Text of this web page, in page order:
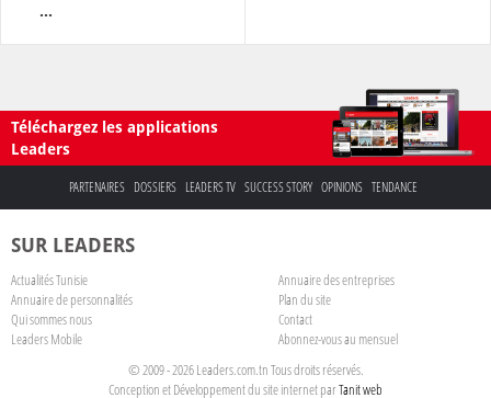
...
Téléchargez les applications
Leaders
PARTENAIRES DOSSIERS LEADERS TV SUCCESS STORY OPINIONS TENDANCE
SUR LEADERS
Actualités Tunisie
Annuaire des entreprises
Annuaire de personnalités
Plan du site
Qui sommes nous
Contact
Leaders Mobile
Abonnez-vous au mensuel
© 2009 - 2026 Leaders.com.tn Tous droits réservés.
Conception et Développement du site internet parTanit web